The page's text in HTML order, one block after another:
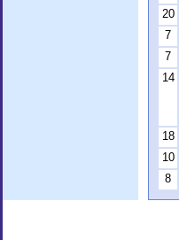
20
7
7
14
18
10
8